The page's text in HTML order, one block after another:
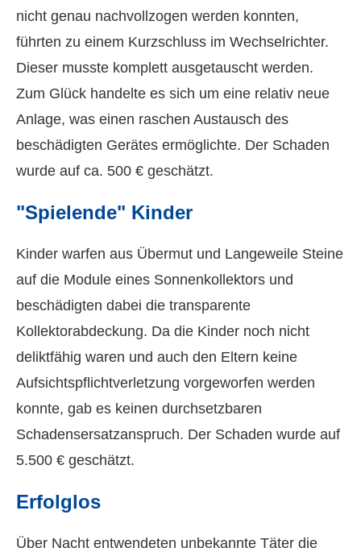
nicht genau nachvollzogen werden konnten,
führten zu einem Kurzschluss im Wechselrichter.
Dieser musste komplett ausgetauscht werden.
Zum Glück handelte es sich um eine relativ neue
Anlage, was einen raschen Austausch des
beschädigten Gerätes ermöglichte. Der Schaden
wurde auf ca. 500 € geschätzt.
"Spielende" Kinder
Kinder warfen aus Übermut und Langeweile Steine
auf die Module eines Sonnenkollektors und
beschädigten dabei die transparente
Kollektorabdeckung. Da die Kinder noch nicht
deliktfähig waren und auch den Eltern keine
Aufsichtspflichtverletzung vorgeworfen werden
konnte, gab es keinen durchsetzbaren
Schadensersatzanspruch. Der Schaden wurde auf
5.500 € geschätzt.
Erfolglos
Über Nacht entwendeten unbekannte Täter die